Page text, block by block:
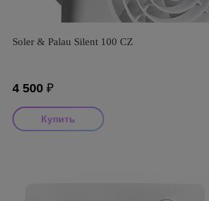
Soler & Palau Silent 100 CZ
4 500 ₽